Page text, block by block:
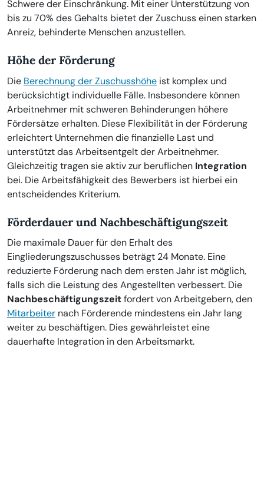
Schwere der Einschränkung. Mit einer Unterstützung von
bis zu 70% des Gehalts bietet der Zuschuss einen starken
Anreiz, behinderte Menschen anzustellen.
Höhe der Förderung
Die Berechnung der Zuschusshöhe ist komplex und
berücksichtigt individuelle Fälle. Insbesondere können
Arbeitnehmer mit schweren Behinderungen höhere
Fördersätze erhalten. Diese Flexibilität in der Förderung
erleichtert Unternehmen die finanzielle Last und
unterstützt das Arbeitsentgelt der Arbeitnehmer.
Gleichzeitig tragen sie aktiv zur beruflichen Integration
bei. Die Arbeitsfähigkeit des Bewerbers ist hierbei ein
entscheidendes Kriterium.
Förderdauer und Nachbeschäftigungszeit
Die maximale Dauer für den Erhalt des
Eingliederungszuschusses beträgt 24 Monate. Eine
reduzierte Förderung nach dem ersten Jahr ist möglich,
falls sich die Leistung des Angestellten verbessert. Die
Nachbeschäftigungszeitfordert von Arbeitgebern, den
Mitarbeiter nach Förderende mindestens ein Jahr lang
weiter zu beschäftigen. Dies gewährleistet eine
dauerhafte Integration in den Arbeitsmarkt.